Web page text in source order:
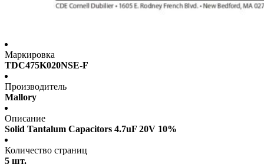
Маркировка
TDC475K020NSE-F
Производитель
Mallory
Описание
Solid Tantalum Capacitors 4.7uF 20V 10%
Количество страниц
5 шт.